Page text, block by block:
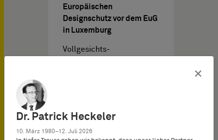
Europäischen
Designschutz vor dem EuG
in Luxemburg
Vollgesichts-
×
Dr. Patrick Heckeler
10. März 1980–12. Juli 2026